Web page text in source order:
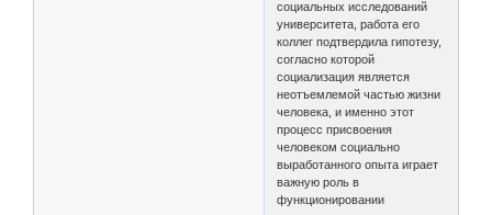
социальных исследований
университета, работа его
коллег подтвердила гипотезу,
согласно которой
социализация является
неотъемлемой частью жизни
человека, и именно этот
процесс присвоения
человеком социально
выработанного опыта играет
важную роль в
функционировании